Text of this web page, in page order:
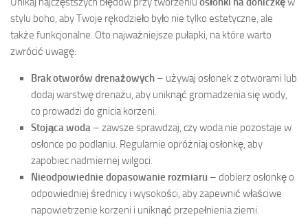
stylu boho, aby Twoje rękodzieło było nie tylko estetyczne, ale
także funkcjonalne. Oto najważniejsze pułapki, na które warto
zwrócić uwagę:
Brak otworów drenażowych – używaj osłonek z otworami lub
dodaj warstwę drenażu, aby uniknąć gromadzenia się wody,
co prowadzi do gnicia korzeni.
Stojąca woda – zawsze sprawdzaj, czy woda nie pozostaje w
osłonce po podlaniu. Regularnie opróżniaj osłonkę, aby
zapobiec nadmiernej wilgoci.
Nieodpowiednie dopasowanie rozmiaru – dobierz osłonkę o
odpowiedniej średnicy i wysokości, aby zapewnić właściwe
napowietrzenie korzeni i uniknąć przepełnienia ziemi.